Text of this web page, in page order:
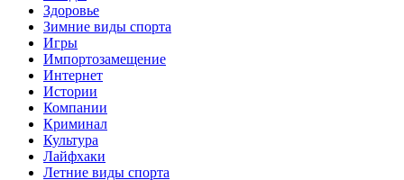
Здоровье
Зимние виды спорта
Игры
Импортозамещение
Интернет
Истории
Компании
Криминал
Культура
Лайфхаки
Летние виды спорта